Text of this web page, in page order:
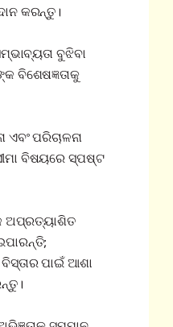
କରନ୍ତୁ।
ବୁଝିବା
ବିଶେଷଜ୍ଞତାକୁ
ପରିଚାଳନା
ବିଷୟରେ ସ୍ପଷ୍ଟ
ଅପ୍ରତ୍ୟାଶିତ
ପାଇଁ ଆଶା